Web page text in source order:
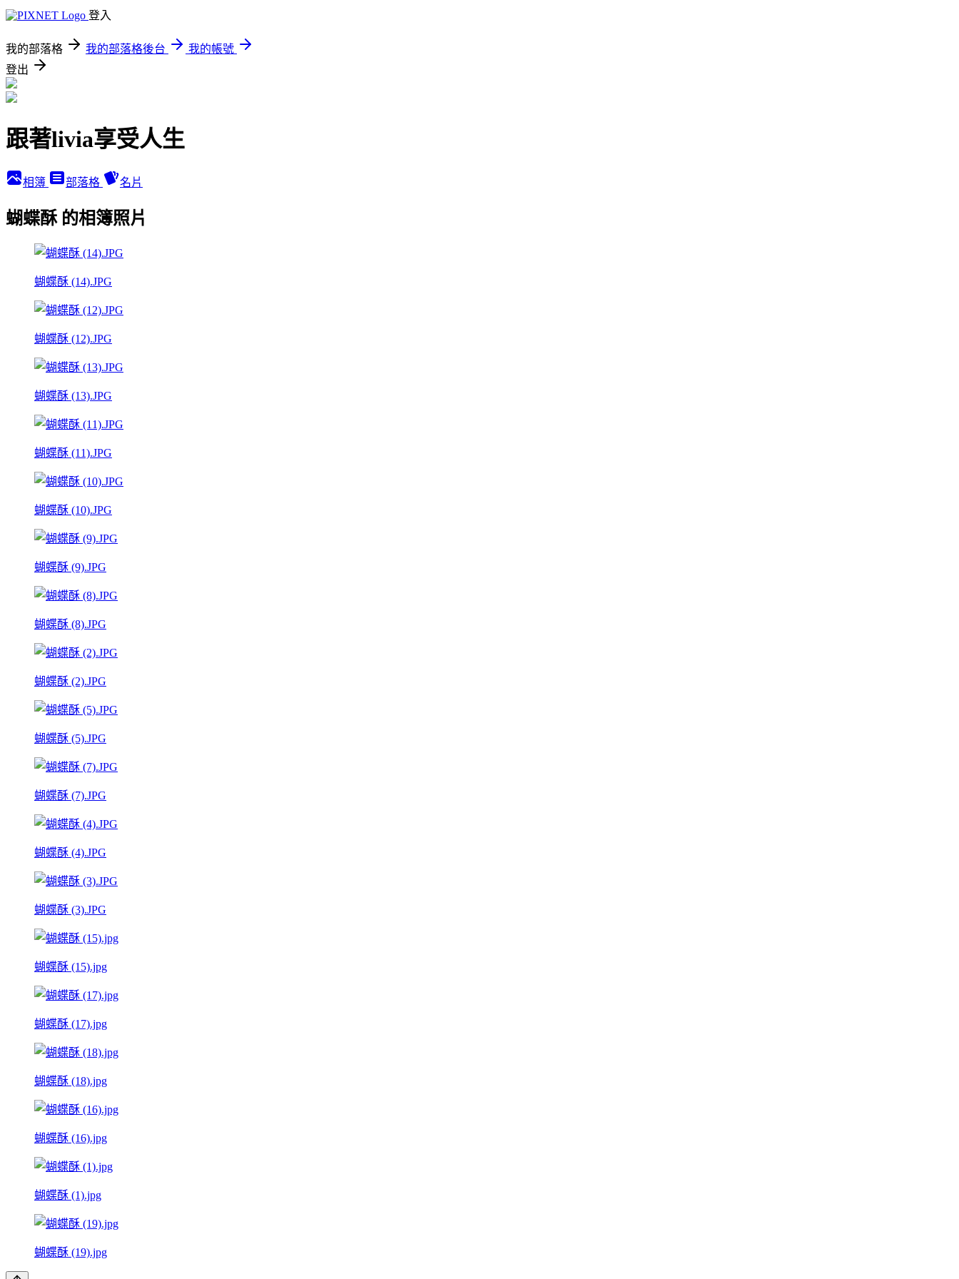
登入
我的部落格 我的部落格後台
我的帳號
登出
跟著livia享受人生
相簿 部落格 名片
蝴蝶酥 的相簿照片
蝴蝶酥 (14).JPG
蝴蝶酥 (12).JPG
蝴蝶酥 (13).JPG
蝴蝶酥 (11).JPG
蝴蝶酥 (10).JPG
蝴蝶酥 (9).JPG
蝴蝶酥 (8).JPG
蝴蝶酥 (2).JPG
蝴蝶酥 (5).JPG
蝴蝶酥 (7).JPG
蝴蝶酥 (4).JPG
蝴蝶酥 (3).JPG
蝴蝶酥 (15).jpg
蝴蝶酥 (17).jpg
蝴蝶酥 (18).jpg
蝴蝶酥 (16).jpg
蝴蝶酥 (1).jpg
蝴蝶酥 (19).jpg